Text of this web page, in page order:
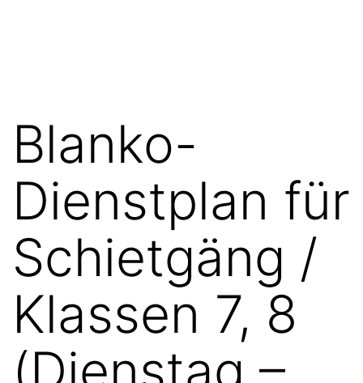
Blanko-
Dienstplan für
Schietgäng /
Klassen 7, 8
(Dienstag –